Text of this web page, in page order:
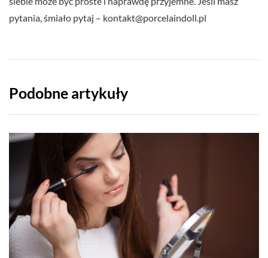
pytania, śmiało pytaj – kontakt@porcelaindoll.pl
Podobne artykuły